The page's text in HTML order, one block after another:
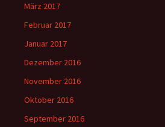
März 2017
Februar 2017
Januar 2017
Dezember 2016
November 2016
Oktober 2016
September 2016